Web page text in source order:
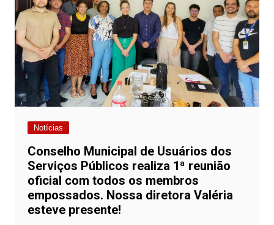
Notícias
Conselho Municipal de Usuários dos
Serviços Públicos realiza 1ª reunião
oficial com todos os membros
empossados. Nossa diretora Valéria
esteve presente!